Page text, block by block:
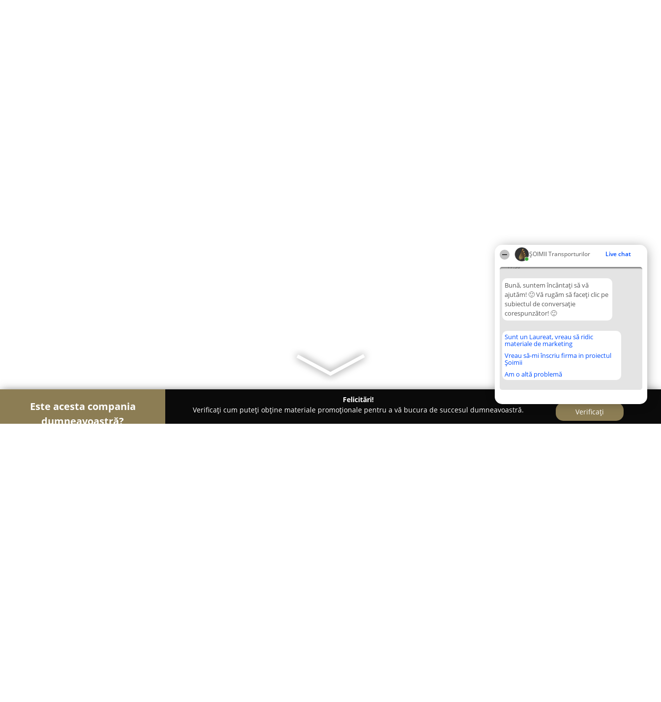
ȘOIMII Transporturilor Live chat
17:50
Bună, suntem încântați să vă
ajutăm! 🙂 Vă rugăm să faceți clic pe
subiectul de conversație
corespunzător! 🙂
Sunt un Laureat, vreau să ridic
materiale de marketing
Vreau să-mi înscriu firma in proiectul
Șoimii
Am o altă problemă
Este acesta compania
dumneavoastră?
Felicitări!
Verificați cum puteți obține materiale promoționale pentru a vă bucura de succesul dumneavoastră.
Verificați